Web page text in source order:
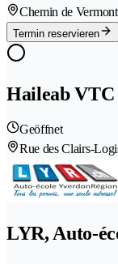
Chemin de
Termin reservieren
Haileab VTC
Geöffnet
Rue des Clairs-
LYR, Auto-